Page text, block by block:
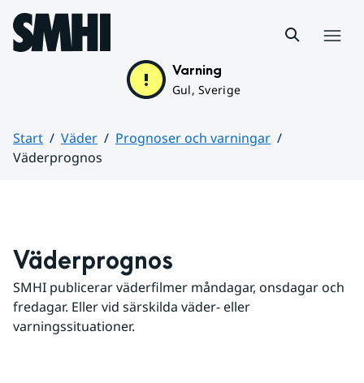
Hoppa till sidans innehåll
Varning
Gul, Sverige
Start Väder
Prognoser och varningar
Väderprognos
Väderprognos
SMHI publicerar väderfilmer måndagar, onsdagar och
fredagar. Eller vid särskilda väder- eller
varningssituationer.